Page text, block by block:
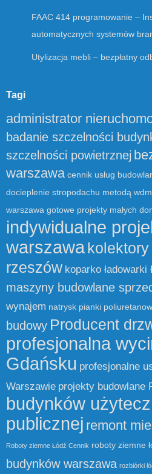
FAAC 414 programowanie –
automatycznych systemów
Utylizacja mebli – bezpłatny
Tagi
administrator
badanie szczelności
szczelności powietrznej
warszawa cennik usług
docieplenie stropodachu metodą
warszawa gotowe projekty małych
indywidualne
warszawakolektory
rzeszów koparko ładowarki
maszyny budowlane
wynajem natrysk pianki
budowy Producent
profesjonalna
Gdańsku profesjonalne
Warszawie projekty budowlane
budynków
publicznej remont
Roboty ziemne Łódź Cennik roboty ziemne
budynków warszawa rozbiórki